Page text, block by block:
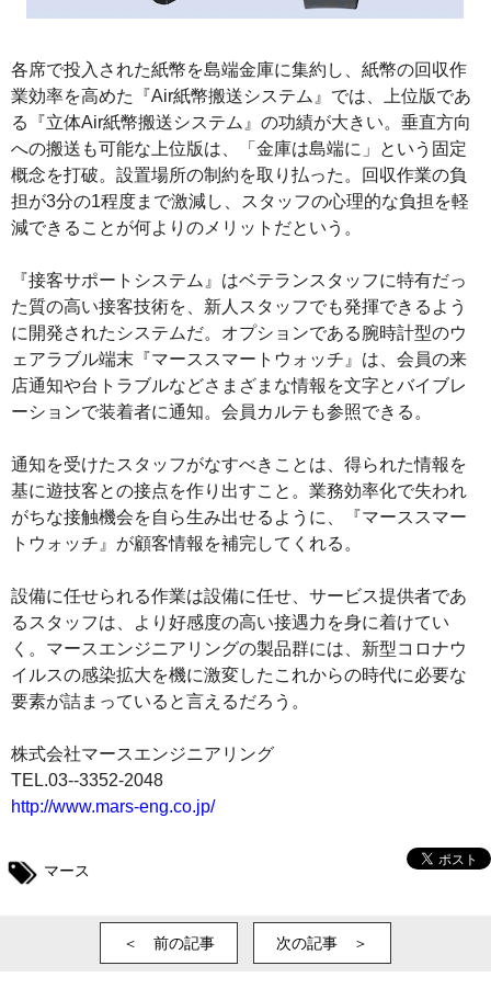
各席で投入された紙幣を島端金庫に集約し、紙幣の回収作
業効率を高めた『Air紙幣搬送システム』では、上位版であ
る『立体Air紙幣搬送システム』の功績が大きい。垂直方向
への搬送も可能な上位版は、「金庫は島端に」という固定
概念を打破。設置場所の制約を取り払った。回収作業の負
担が3分の1程度まで激減し、スタッフの心理的な負担を軽
減できることが何よりのメリットだという。
『接客サポートシステム』はベテランスタッフに特有だっ
た質の高い接客技術を、新人スタッフでも発揮できるよう
に開発されたシステムだ。オプションである腕時計型のウ
ェアラブル端末『マーススマートウォッチ』は、会員の来
店通知や台トラブルなどさまざまな情報を文字とバイブレ
ーションで装着者に通知。会員カルテも参照できる。
通知を受けたスタッフがなすべきことは、得られた情報を
基に遊技客との接点を作り出すこと。業務効率化で失われ
がちな接触機会を自ら生み出せるように、『マーススマー
トウォッチ』が顧客情報を補完してくれる。
設備に任せられる作業は設備に任せ、サービス提供者であ
るスタッフは、より好感度の高い接遇力を身に着けてい
く。マースエンジニアリングの製品群には、新型コロナウ
イルスの感染拡大を機に激変したこれからの時代に必要な
要素が詰まっていると言えるだろう。
株式会社マースエンジニアリング
TEL.03--3352-2048
http://www.mars-eng.co.jp/
マース
＜ 前の記事 次の記事 ＞